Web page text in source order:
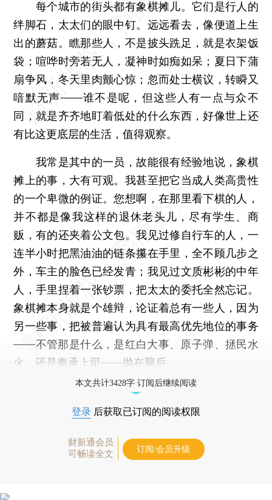
每个城市的街头都有象棋摊儿。它们是行人的
绊脚石，太太们的眼中钉。远远看去，像便道上生
出的蘑菇。瞧那些人，不是披头跣足，就是衣架饭
袋；喧哗时旁若无人，凝神时如痴如呆；夏日下蒲
扇争风，冬天里肉颤心惊；忽而处士横议，转瞬又
喑默无声——谁不是呢，但这些人有一点与众不
同，就是齐齐地盯着低处的什么东西，好像世上还
有比这更底层的生活，值得观察。
我常是其中的一员，故能很有经验地说，象棋
摊上的事，大有可观。我甚至把它当成人类高贵性
的一个卑微的例证。您想啊，在那里看下棋的人，
并不都是像我这样的退休老头儿，尽有学生、商
贩，有的还夹着公文包。我见过修自行车的人，一
连半小时把黑油油的链条攥在手里，全不顾几步之
外，车主的脸色已经发青；我见过文质彬彬的中年
人，手里捏着一张钞票，把太太的委托全然忘记。
象棋摊本身就是个雄辩，论证着总有一些人，因为
另一些事，把被普遍认为具有最高优先地位的事务
——不管那是什么，是红白大事、原子弹、拯民水
火，还是奉承上司——抛在脑后。
本文共计3428字 订阅后继续阅读
登录 后获取已订阅的阅读权限
财新通会员
可畅读全文
订阅/会员升级